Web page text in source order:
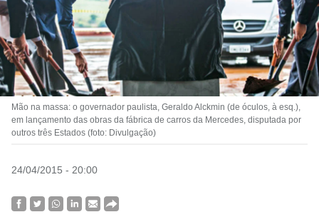
Mão na massa: o governador paulista, Geraldo Alckmin (de óculos, à esq.),
em lançamento das obras da fábrica de carros da Mercedes, disputada por
outros três Estados (foto: Divulgação)
24/04/2015 - 20:00